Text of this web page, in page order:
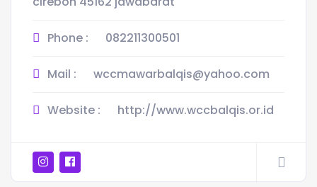
Phone : 082211300501
Mail : wccmawarbalqis@yahoo.com
Website : http://www.wccbalqis.or.id